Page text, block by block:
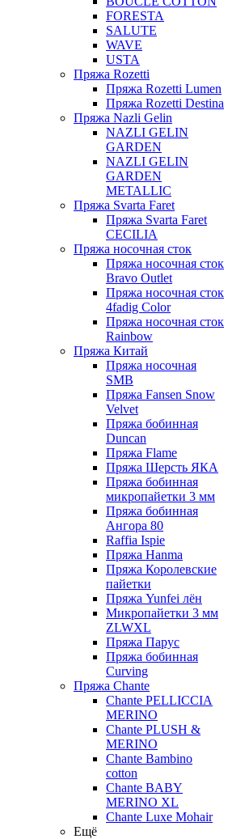
FORESTA
SALUTE
WAVE
USTA
Пряжа Rozetti
Пряжа Rozetti Lumen
Пряжа Rozetti Destina
Пряжа Nazli Gelin
NAZLI GELIN
GARDEN
NAZLI GELIN
GARDEN
METALLIC
Пряжа Svarta Faret
Пряжа Svarta Faret
CECILIA
Пряжа носочная сток
Пряжа носочная сток
Bravo Outlet
Пряжа носочная сток
4fadig Color
Пряжа носочная сток
Rainbow
Пряжа Китай
Пряжа носочная
SMB
Пряжа Fansen Snow
Velvet
Пряжа бобинная
Duncan
Пряжа Flame
Пряжа Шерсть ЯКА
Пряжа бобинная
микропайетки 3 мм
Пряжа бобинная
Ангора 80
Raffia Ispie
Пряжа Hanma
Пряжа Королевские
пайетки
Пряжа Yunfei лён
Микропайетки 3 мм
ZLWXL
Пряжа Парус
Пряжа бобинная
Curving
Пряжа Chante
Chante PELLICCIA
MERINO
Chante PLUSH &
MERINO
Chante Bambino
cotton
Chante BABY
MERINO XL
Chante Luxe Mohair
Ещё